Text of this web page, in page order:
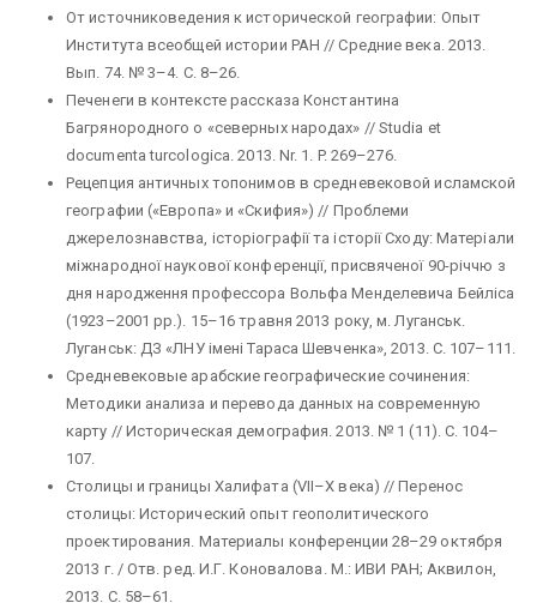
От источниковедения к исторической географии: Опыт
Института всеобщей истории РАН // Средние века. 2013.
Вып. 74. № 3–4. С. 8–26.
Печенеги в контексте рассказа Константина
Багрянородного о «северных народах» // Studia et
documenta turcologica. 2013. Nr. 1. P. 269–276.
Рецепция античных топонимов в средневековой исламской
географии («Европа» и «Скифия») // Проблеми
джерелознавства, історіографії та історії Сходу: Матеріали
міжнародної наукової конференції, присвяченої 90-річчю з
дня народження профессора Вольфа Менделевича Бейліса
(1923–2001 рр.). 15–16 травня 2013 року, м. Луганськ.
Луганськ: ДЗ «ЛНУ імені Тараса Шевченка», 2013. С. 107–111.
Средневековые арабские географические сочинения:
Методики анализа и перевода данных на современную
карту // Историческая демография. 2013. № 1 (11). С. 104–
107.
Столицы и границы Халифата (VII–X века) // Перенос
столицы: Исторический опыт геополитического
проектирования. Материалы конференции 28–29 октября
2013 г. / Отв. ред. И.Г. Коновалова. М.: ИВИ РАН; Аквилон,
2013. С. 58–61.